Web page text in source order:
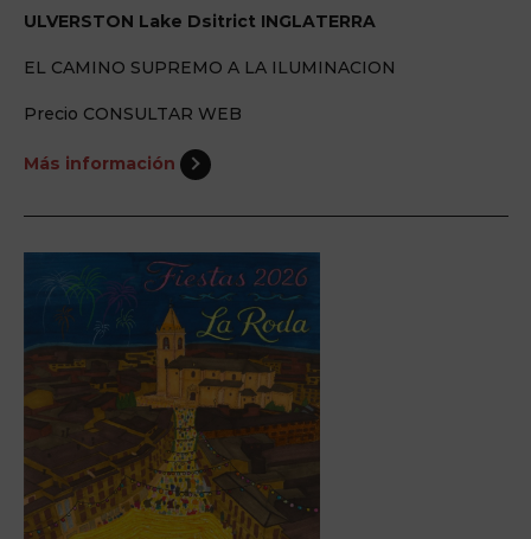
ULVERSTON Lake Dsitrict INGLATERRA
EL CAMINO SUPREMO A LA ILUMINACION
Precio CONSULTAR WEB
Más información